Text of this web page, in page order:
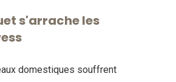
s'arrache les
domestiques souffrent